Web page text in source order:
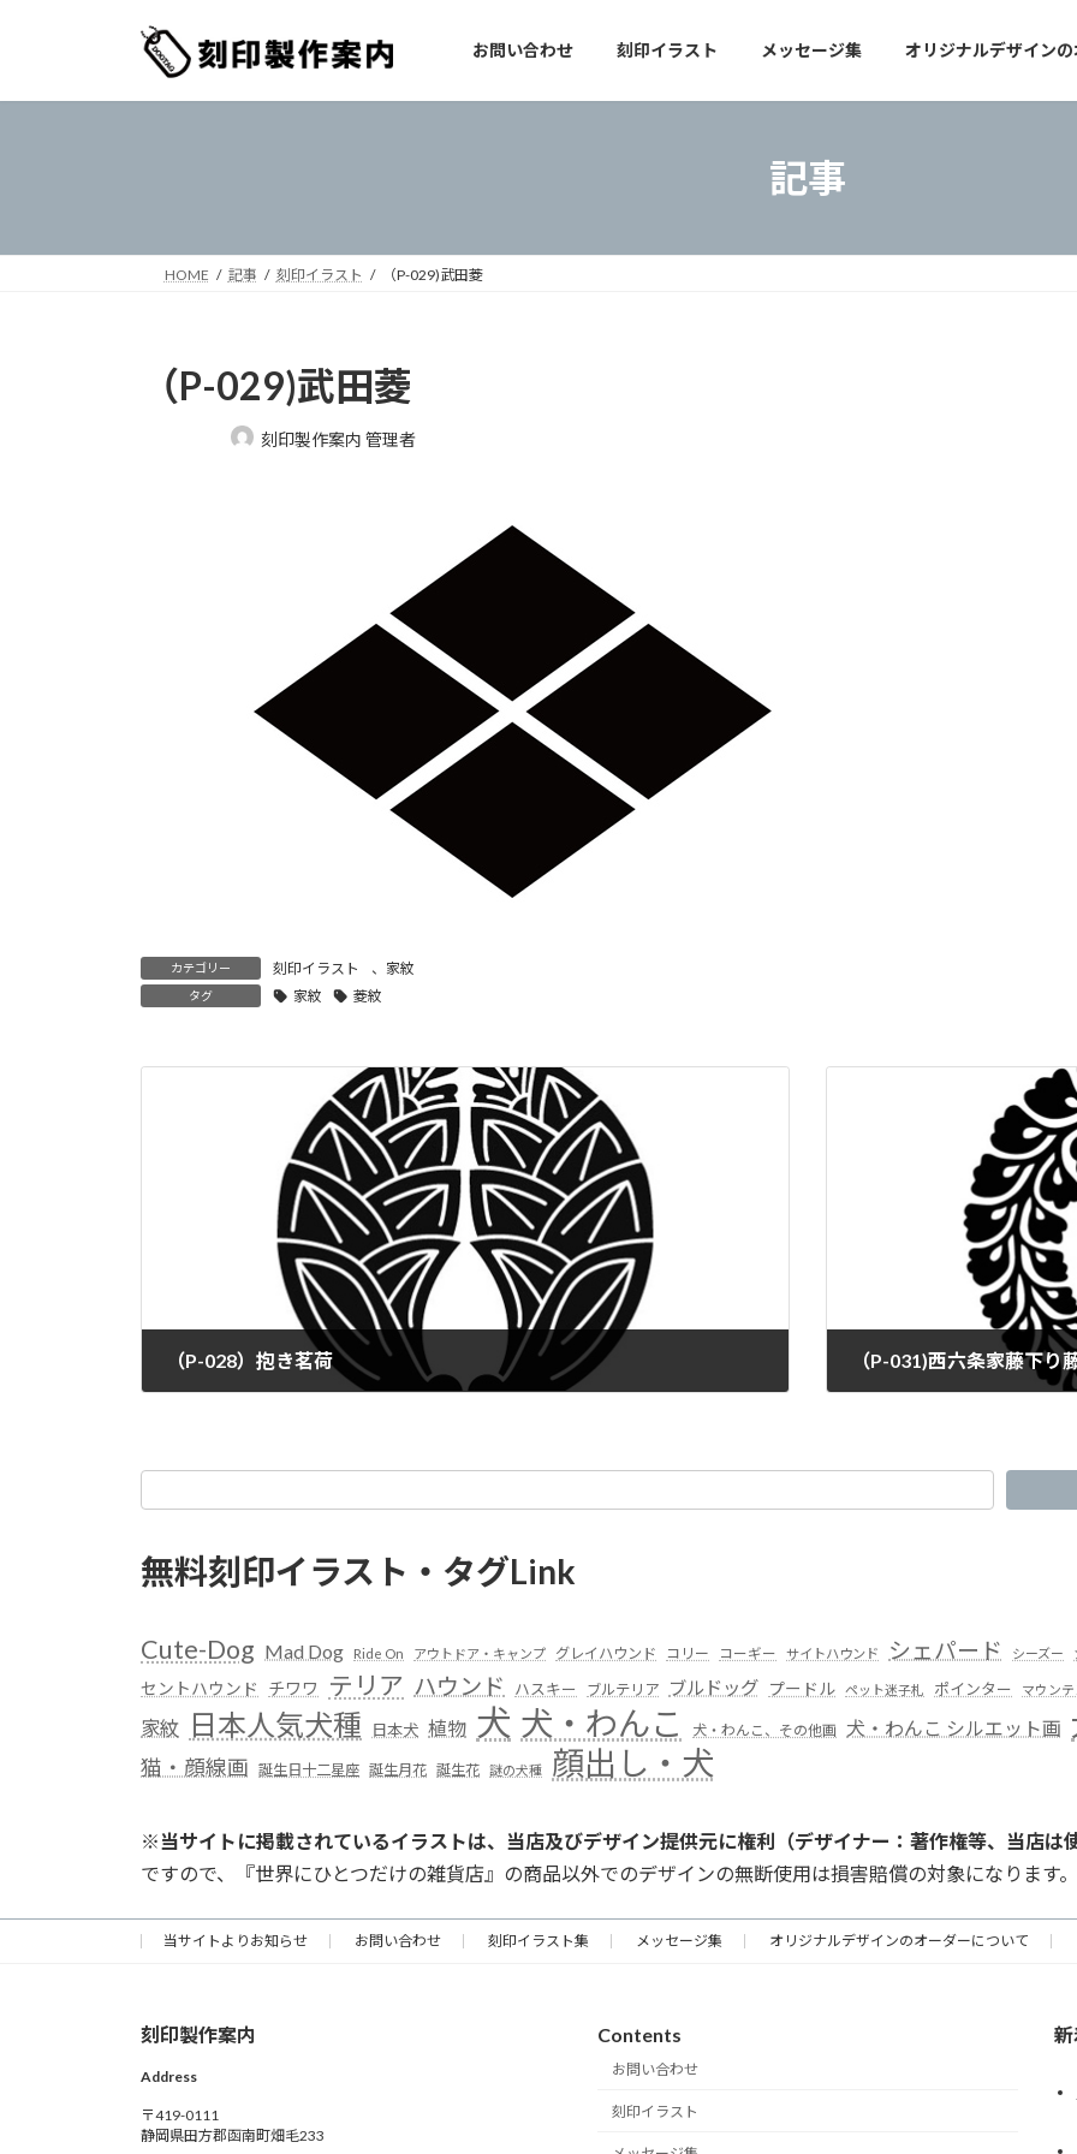
ン
ー
お問い合わせ 刻印イラスト メッセージ集 オリジナルデザイン
記事
HOME 記事 刻印イラスト （P-029)武田菱
（P-029)武田菱
最
刻印製作案内 管理者
カテゴリー 刻印イラスト 、 家紋
タグ 家紋 菱紋
（P-028）抱き茗荷 （P-031)西六条家藤下り
無料刻印イラスト・タグLink
Cute-Dog Mad Dog Ride On アウトドア・キャンプ グレイハウンド コリー コーギー サイトハウンド シェパード シーズー
セントハウンド チワワ テリア ハウンド ハスキー ブルテリア ブルドッグ プードル ペット迷子札 ポインター マウン
家紋 日本人気犬種 日本犬 植物 犬 犬・わんこ 犬・わんこ、その他画 犬・わんこ シルエット画
猫・顔線画 誕生日十二星座 誕生月花 誕生花 謎の犬種 顔出し・犬
※ 当サイトに掲載されているイラストは、当店及びデザイン提供元に権利（デザイナー：著作権等、当店は
ですので、『世界にひとつだけの雑貨店』の商品以外でのデザインの無断使用は損害賠償の対象になります。
当サイトよりお知らせ お問い合わせ 刻印イラスト集 メッセージ集 オリジナルデザインのオーダーについて
刻印製作案内
Address
〒419-0111
静岡県田方郡函南町畑毛233
Contents
お問い合わせ
刻印イラスト